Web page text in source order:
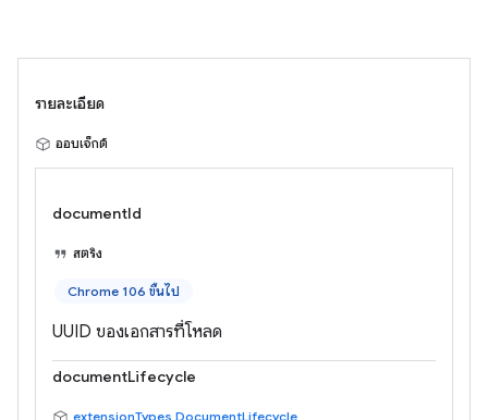
รายละเอียด
ออบเจ็กต์
documentId
สตริง
Chrome 106 ขึ้นไป
UUID ของเอกสารที่โหลด
documentLifecycle
extensionTypes.DocumentLifecycle